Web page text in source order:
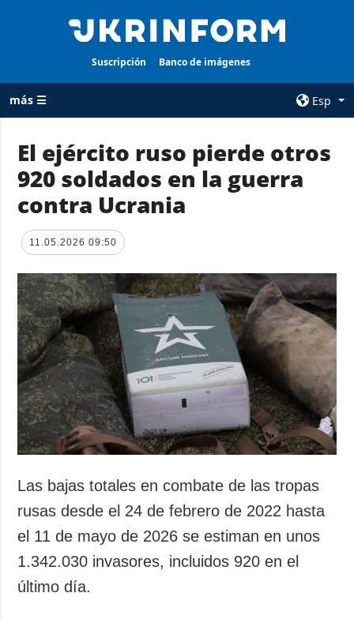
Suscripción Banco de imágenes
más ☰
Esp
TODAS LAS
CATEGORÍAS
Guerra
Reconstrucción
Política
Economía
Defensa
Sociedad y
Cultura
Deportes
Crimen
Desastres y
AGENCIA
servicios
Política de
privacidad y
protección de
datos personales
ADICIONAL
Podcasts
Publicaciones
Entrevistas
SERVICIOS
Suscripción
Banco de
imágenes
El ejército ruso pierde otros
920 soldados en la guerra
contra Ucrania
11.05.2026 09:50
Las bajas totales en combate de las tropas
rusas desde el 24 de febrero de 2022 hasta
el 11 de mayo de 2026 se estiman en unos
1.342.030 invasores, incluidos 920 en el
último día.